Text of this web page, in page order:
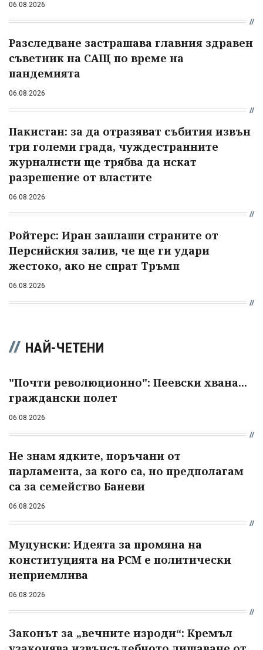
06.08.2026
Разследване застрашава главния здравен
съветник на САЩ по време на
пандемията
06.08.2026
Пакистан: за да отразяват събития извън
три големи града, чуждестранните
журналисти ще трябва да искат
разрешение от властите
06.08.2026
Ройтерс: Иран заплаши страните от
Персийския залив, че ще ги удари
жестоко, ако не спрат Тръмп
06.08.2026
НАЙ-ЧЕТЕНИ
"Почти революционно": Пеевски хвана...
граждански полет
06.08.2026
Не знам ядките, поръчани от
парламента, за кого са, но предполагам
са за семейство Баневи
06.08.2026
Муцунски: Идеята за промяна на
конституцията на РСМ е политически
неприемлива
06.08.2026
Законът за „вечните изроди“: Кремъл